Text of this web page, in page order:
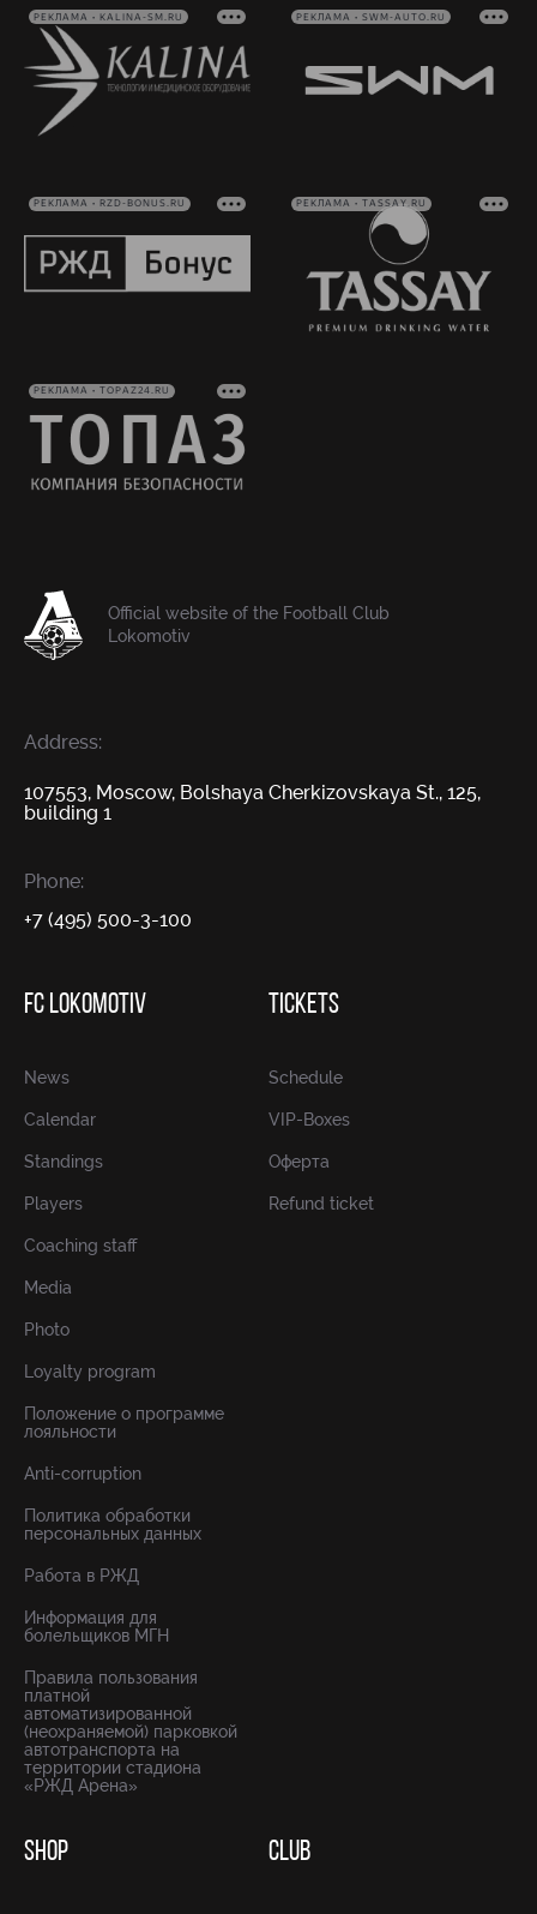
РЕКЛАМА • KALINA-SM.RU РЕКЛАМА • SWM-AUTO.RU
РЕКЛАМА • RZD-BONUS.RU РЕКЛАМА • TASSAY.RU
РЕКЛАМА • TOPAZ24.RU
Official website of the Football Club
Lokomotiv
Address:
107553, Moscow, Bolshaya Cherkizovskaya St., 125,
building 1
Phone:
+7 (495) 500-3-100
FC LOKOMOTIV
News
Calendar
Standings
Players
Coaching staff
Media
Photo
Loyalty program
Положение о программе
лояльности
Anti-corruption
Политика обработки
персональных данных
Работа в РЖД
Информация для
болельщиков МГН
Правила пользования
платной
автоматизированной
(неохраняемой) парковкой
автотранспорта на
территории стадиона
«РЖД Арена»
TICKETS
Schedule
VIP-Boxes
Оферта
Refund ticket
SHOP CLUB